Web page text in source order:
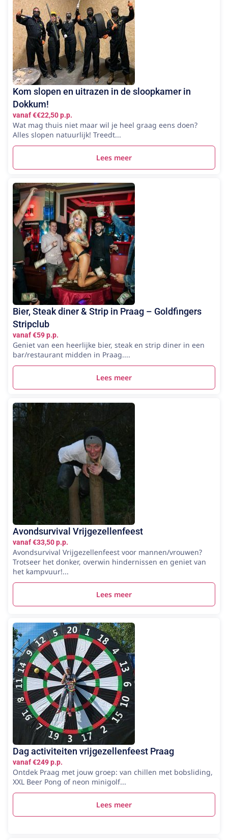
Kom slopen en uitrazen in de sloopkamer in
Dokkum!
vanaf €€22,50 p.p.
Wat mag thuis niet maar wil je heel graag eens doen?
Alles slopen natuurlijk! Treedt...
Lees meer
Bier, Steak diner & Strip in Praag – Goldfingers
Stripclub
vanaf €59 p.p.
Geniet van een heerlijke bier, steak en strip diner in een
bar/restaurant midden in Praag....
Lees meer
Avondsurvival Vrijgezellenfeest
vanaf €33,50 p.p.
Avondsurvival Vrijgezellenfeest voor mannen/vrouwen?
Trotseer het donker, overwin hindernissen en geniet van
het kampvuur!...
Lees meer
Dag activiteiten vrijgezellenfeest Praag
vanaf €249 p.p.
Ontdek Praag met jouw groep: van chillen met bobsliding,
XXL Beer Pong of neon minigolf...
Lees meer